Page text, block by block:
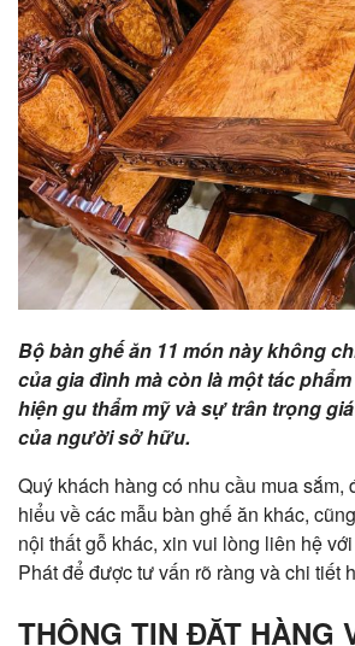
Bộ bàn ghế ăn 11 món này không
của gia đình mà còn là một tác
hiện gu thẩm mỹ và sự trân trọng
của người sở hữu.
Quý khách hàng có nhu cầu mua sắm,
hiểu về các mẫu bàn ghế ăn khác,
nội thất gỗ khác, xin vui lòng liên hệ
Phát để được tư vấn rõ ràng và chi tiết
THÔNG TIN ĐẶT HÀNG